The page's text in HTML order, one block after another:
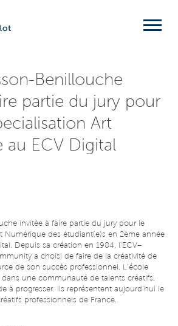
Benillouche
partie du jury pour
Art
au ECV Digital
invitée à faire partie du jury pour le
Numérique des étudiant(e)s en 2ème année
Depuis sa création en 1984, l’ECV–
a choisi de faire de la créativité de
de son succès professionnel. L’école
une communauté de talents créatifs,
à progresser. Ils représentent aujourd’hui le
professionnels de France.